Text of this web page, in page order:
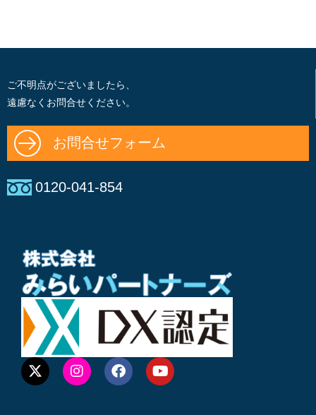
ご不明点がございましたら、
遠慮なくお問合せください。
お問合せフォーム
0120-041-854